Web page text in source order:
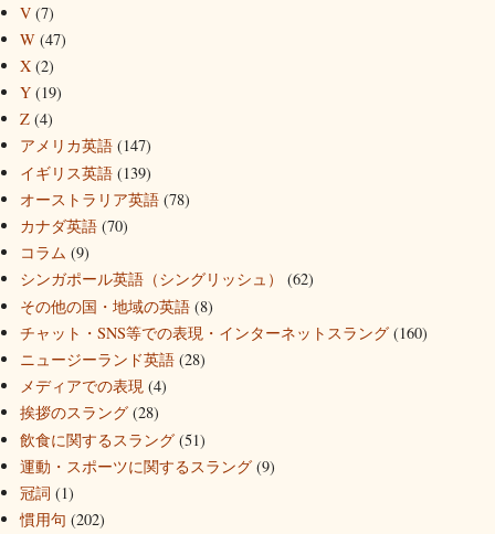
V (7)
W (47)
X (2)
Y (19)
Z (4)
アメリカ英語 (147)
イギリス英語 (139)
オーストラリア英語 (78)
カナダ英語 (70)
コラム (9)
シンガポール英語（シングリッシュ）
(62)
その他の国・地域の英語 (8)
チャット・SNS等での表現・インターネットスラング (160)
ニュージーランド英語 (28)
メディアでの表現 (4)
挨拶のスラング (28)
飲食に関するスラング (51)
運動・スポーツに関するスラング (9)
冠詞 (1)
慣用句 (202)